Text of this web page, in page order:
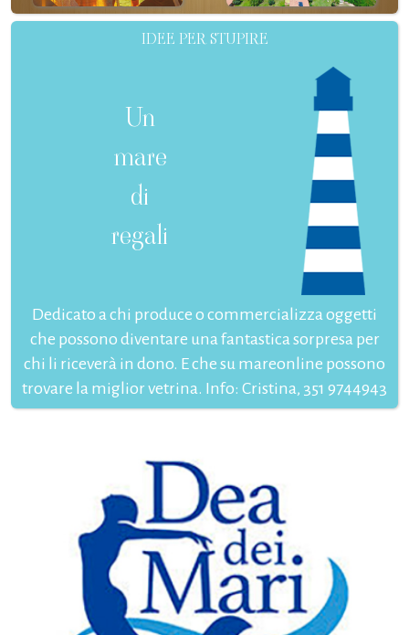
IDEE PER STUPIRE
Un
mare
di
regali
Dedicato a chi produce o commercializza oggetti
che possono diventare una fantastica sorpresa per
chi li riceverà in dono. E che su mareonline possono
trovare la miglior vetrina. Info: Cristina, 351 9744943